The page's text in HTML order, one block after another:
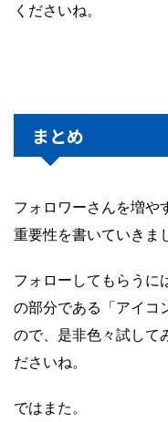
くださいね。
まとめ
フォロワーさんを増や
重要性を書いていきま
フォローしてもらうに
の部分である「アイコ
ので、是非色々試して
ださいね。
ではまた。